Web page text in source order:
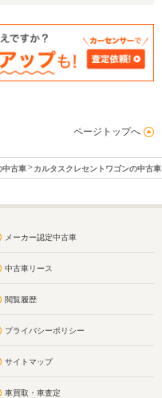
ページトップへ
中古車 カルタスクレセントワゴンの中古車
メーカー認定中古車
中古車リース
閲覧履歴
プライバシーポリシー
サイトマップ
車買取・車査定